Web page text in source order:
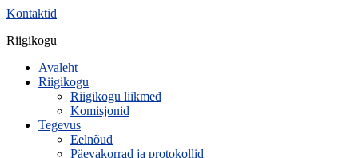
Kontaktid
Riigikogu
Avaleht
Riigikogu
Riigikogu liikmed
Komisjonid
Tegevus
Eelnõud
Päevakorrad ja protokollid